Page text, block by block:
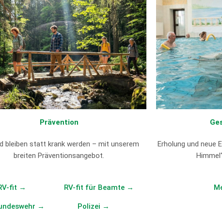
Prävention
bleiben statt krank werden – mit unserem
breiten Präventionsangebot.
fit → RV-fit für Beamte →
→ Polizei →
Erholung und neue